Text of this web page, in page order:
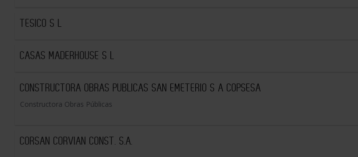
TESICO S L
CASAS MADERHOUSE S L
CONSTRUCTORA OBRAS PUBLICAS SAN EMETERIO S A COPSESA
Constructora Obras Públicas
CORSAN CORVIAN CONST. S.A.